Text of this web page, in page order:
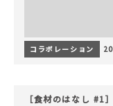
コラボレーション
［食材のはなし #1